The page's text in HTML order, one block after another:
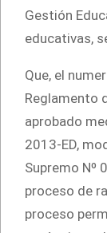
Gestión
educativas,
Que, el
Reglamento
aprobado
2013-ED,
Supremo Nº
proceso de
proceso